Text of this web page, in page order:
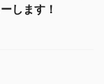
します！